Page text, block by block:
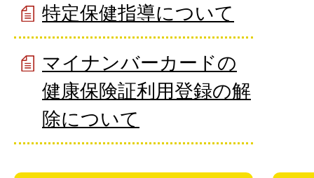
特定保健指導について
マイナンバーカードの
健康保険証利用登録の解
除について